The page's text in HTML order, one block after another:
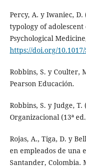
Percy, A. y Iwaniec,
typology of
Psychological
https://doi.org/10.1017/
Robbins, S. y Coulter,
Pearson Educación.
Robbins, S. y Judge,
Organizacional (13ª
Rojas, A., Tiga, D. y
en empleados de una
Santander, Colombia.